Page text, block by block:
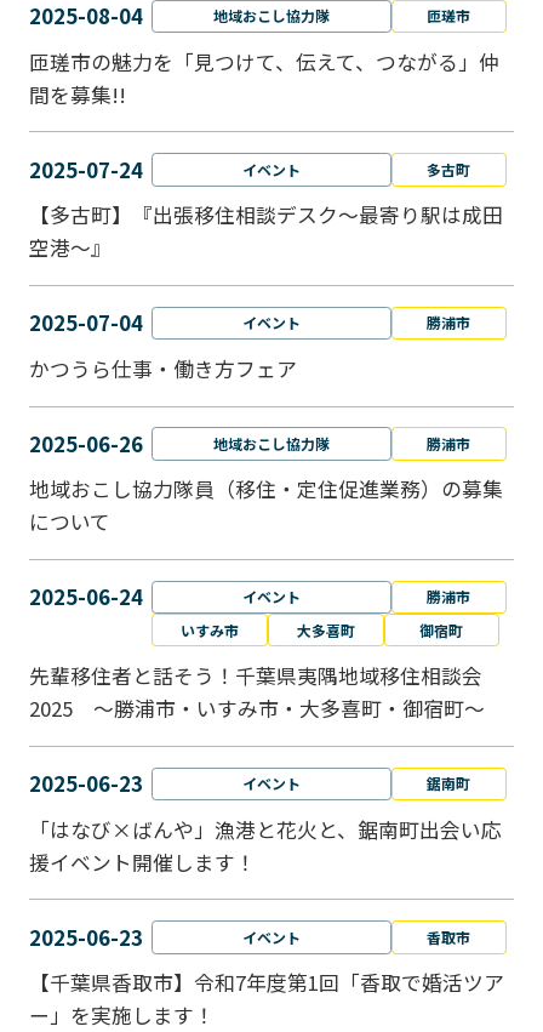
2025-08-04 地域おこし協力隊 匝瑳市
匝瑳市の魅力を「見つけて、伝えて、つながる」仲
間を募集!!
2025-07-24 イベント 多古町
【多古町】『出張移住相談デスク～最寄り駅は成田
空港～』
2025-07-04 イベント 勝浦市
かつうら仕事・働き方フェア
2025-06-26 地域おこし協力隊 勝浦市
地域おこし協力隊員（移住・定住促進業務）の募集
について
2025-06-24 イベント
勝浦市
いすみ市
大多喜町 御宿町
先輩移住者と話そう！千葉県夷隅地域移住相談会
2025 ～勝浦市・いすみ市・大多喜町・御宿町～
2025-06-23 イベント 鋸南町
「はなび×ばんや」漁港と花火と、鋸南町出会い応
援イベント開催します！
2025-06-23 イベント 香取市
【千葉県香取市】令和7年度第1回「香取で婚活ツア
ー」を実施します！